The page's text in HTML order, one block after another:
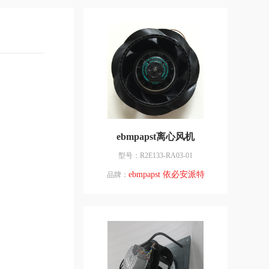
ebmpapst离心风机
型号：R2E133-RA03-01
品牌： ebmpapst 依必安派特